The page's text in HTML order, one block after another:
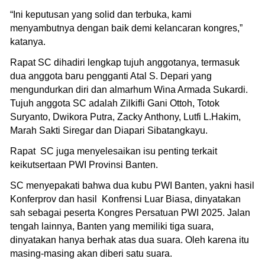
“Ini keputusan yang solid dan terbuka, kami
menyambutnya dengan baik demi kelancaran kongres,”
katanya.
Rapat SC dihadiri lengkap tujuh anggotanya, termasuk
dua anggota baru pengganti Atal S. Depari yang
mengundurkan diri dan almarhum Wina Armada Sukardi.
Tujuh anggota SC adalah Zilkifli Gani Ottoh, Totok
Suryanto, Dwikora Putra, Zacky Anthony, Lutfi L.Hakim,
Marah Sakti Siregar dan Diapari Sibatangkayu.
Rapat SC juga menyelesaikan isu penting terkait
keikutsertaan PWI Provinsi Banten.
SC menyepakati bahwa dua kubu PWI Banten, yakni hasil
Konferprov dan hasil Konfrensi Luar Biasa, dinyatakan
sah sebagai peserta Kongres Persatuan PWI 2025. Jalan
tengah lainnya, Banten yang memiliki tiga suara,
dinyatakan hanya berhak atas dua suara. Oleh karena itu
masing-masing akan diberi satu suara.